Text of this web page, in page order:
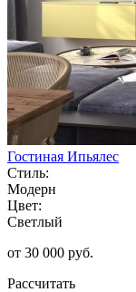
Гостиная Ипьялес
Стиль:
Модерн
Цвет:
Светлый
от 30 000 руб.
Рассчитать